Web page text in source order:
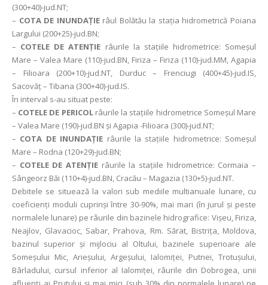
(300+40)-jud.NT;
– COTA DE INUNDAȚIErâul Bolătău la stația hidrometrică Poiana
Largului (200+25)-jud.BN;
– COTELE DE ATENȚIE râurile la stațiile hidrometrice: Someșul
Mare – Valea Mare (110)-jud.BN, Firiza – Firiza (110)-jud.MM, Agapia
– Filioara (200+10)-jud.NT, Durduc – Frenciugi (400+45)-jud.IS,
Sacovăț – Tibana (300+40)-jud.IS.
În interval s-au situat peste:
– COTELE DE PERICOLrâurile la stațiile hidrometrice Someșul Mare
– Valea Mare (190)-jud.BN și Agapia -Filioara (300)-jud.NT;
– COTA DE INUNDAȚIE râurile la stațiile hidrometrice: Someșul
Mare – Rodna (120+29)-jud.BN;
– COTELE DE ATENȚIE râurile la stațiile hidrometrice: Cormaia –
Sângeorz Băi (110+4)-jud.BN, Cracău – Magazia (130+5)-jud.NT.
Debitele se situează la valori sub mediile multianuale lunare, cu
coeficienţi moduli cuprinşi între 30-90%, mai mari (în jurul și peste
normalele lunare) pe râurile din bazinele hidrografice: Vișeu, Firiza,
Neajlov, Glavacioc, Sabar, Prahova, Rm. Sărat, Bistrița, Moldova,
bazinul superior și mijlociu al Oltului, bazinele superioare ale
Someșului Mic, Arieșului, Argeșului, Ialomiței, Putnei, Trotușului,
Bârladului, cursul inferior al Ialomiței, râurile din Dobrogea, unii